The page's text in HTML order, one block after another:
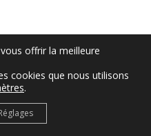
INFO
offrir la meilleure
cookies que nous utilisons
.